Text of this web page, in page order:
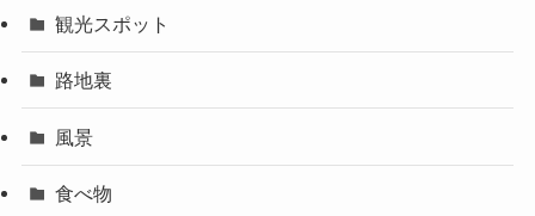
観光スポット
路地裏
風景
食べ物